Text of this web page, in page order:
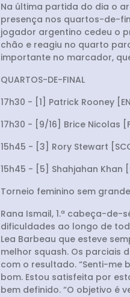
Na última partida do dia o
presença nos quartos-de-
jogador argentino cedeu o
chão e reagiu no quarto
importante no marcador,
QUARTOS-DE-FINAL
17h30 - [1] Patrick Rooney
17h30 - [9/16] Brice Nicolas
15h45 - [3] Rory Stewart
15h45 - [5] Shahjahan Khan
Torneio feminino sem
Rana Ismail, 1.ª cabeça-
dificuldades ao longo de
Lea Barbeau que esteve
melhor squash. Os parciais
com o resultado. “Senti-me
bom. Estou satisfeita por
bem definido. “O objetivo é